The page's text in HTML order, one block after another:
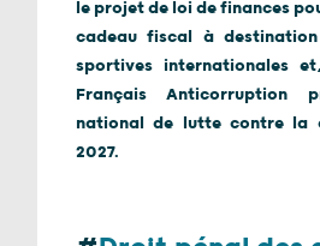
le projet de loi de finances
cadeau fiscal à
sportives internationales
Français Anticorruption
national de lutte contre la
2027.